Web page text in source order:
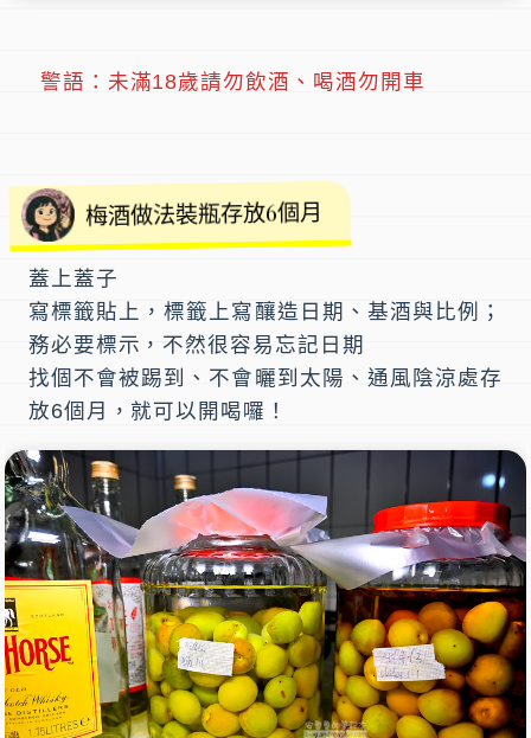
警語：未滿18歲請勿飲酒、喝酒勿開車
梅酒做法裝瓶存放6個月
蓋上蓋子
寫標籤貼上，標籤上寫釀造日期、基酒與比例；
務必要標示，不然很容易忘記日期
找個不會被踢到、不會曬到太陽、通風陰涼處存
放6個月，就可以開喝囉！